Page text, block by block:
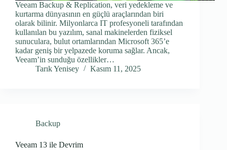
Veeam Backup & Replication, veri yedekleme ve
kurtarma dünyasının en güçlü araçlarından biri
olarak bilinir. Milyonlarca IT profesyoneli tarafından
kullanılan bu yazılım, sanal makinelerden fiziksel
sunuculara, bulut ortamlarından Microsoft 365’e
kadar geniş bir yelpazede koruma sağlar. Ancak,
Veeam’in sunduğu özellikler…
Tarık Yenisey
Kasım 11, 2025
Backup
Veeam 13 ile Devrim